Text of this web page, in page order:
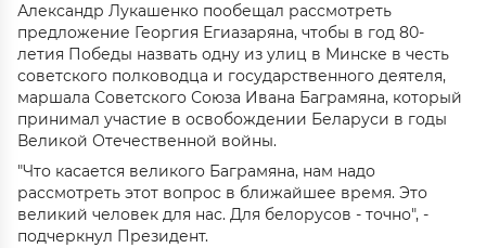
Александр Лукашенко пообещал рассмотреть
предложение Георгия Егиазаряна, чтобы в год 80-
летия Победы назвать одну из улиц в Минске в честь
советского полководца и государственного деятеля,
маршала Советского Союза Ивана Баграмяна, который
принимал участие в освобождении Беларуси в годы
Великой Отечественной войны.
"Что касается великого Баграмяна, нам надо
рассмотреть этот вопрос в ближайшее время. Это
великий человек для нас. Для белорусов - точно", -
подчеркнул Президент.